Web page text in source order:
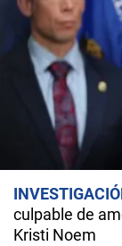
culpable de
Kristi Noem